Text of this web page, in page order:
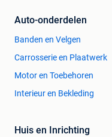
Auto-onderdelen
Banden en Velgen
Carrosserie en Plaatwerk
Motor en Toebehoren
Interieur en Bekleding
Huis en Inrichting